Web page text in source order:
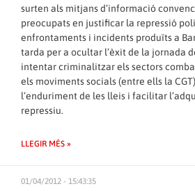
surten als mitjans d’informació
preocupats en justificar la repressió
enfrontaments i incidents produïts a
tarda per a ocultar l’èxit de la jornada
intentar criminalitzar els sectors
els moviments socials (entre ells la
l’enduriment de les lleis i facilitar
repressiu.
LLEGIR MÉS »
01/04/2012 - 15:43:35